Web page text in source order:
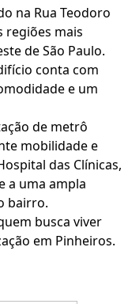
na Rua Teodoro
regiões mais
de São Paulo.
conta com
e um
de metrô
mobilidade e
das Clínicas,
a uma ampla
bairro.
busca viver
em Pinheiros.